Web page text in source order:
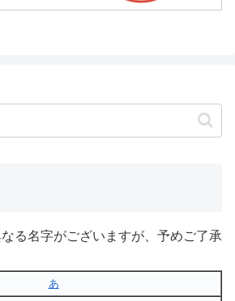
る名字がございますが、予めご了承
あ